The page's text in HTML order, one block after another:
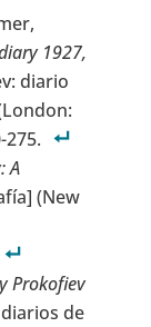
1927,
diario
275.
A
(New
Prokofiev
de